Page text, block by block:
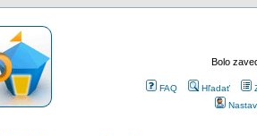
Bolo
FAQ Hľadať